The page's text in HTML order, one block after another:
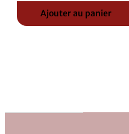
Ajouter au panier